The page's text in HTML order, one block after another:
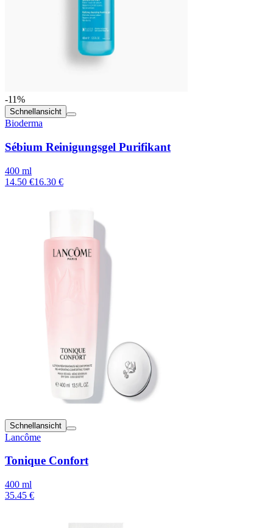
-11%
Schnellansicht
Bioderma
Sébium Reinigungsgel Purifikant
400 ml
14.50 €16.30 €
Schnellansicht
Lancôme
Tonique Confort
400 ml
35.45 €